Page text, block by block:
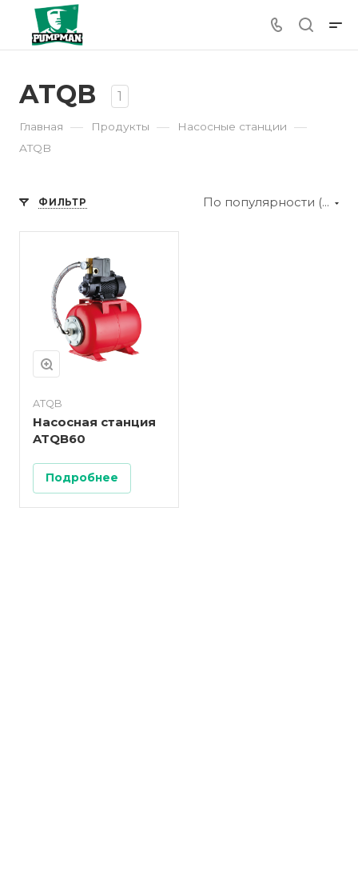
ATQB 1
Главная — Продукты — Насосные станции —
ATQB
ФИЛЬТР По популярности (убывание)
ATQB
Насосная станция
ATQB60
Подробнее